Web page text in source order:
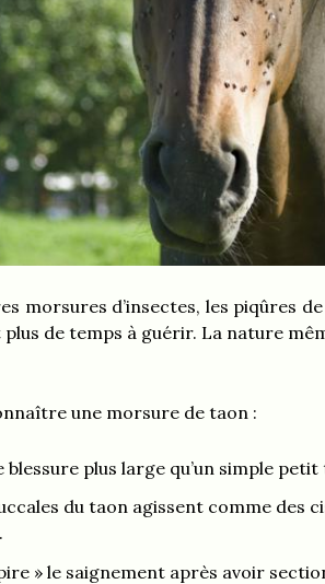
morsures d’insectes, les piqûres
de temps à guérir. La nature
une morsure de taon :
blessure plus large qu’un simple
du taon agissent comme des
» le saignement après avoir